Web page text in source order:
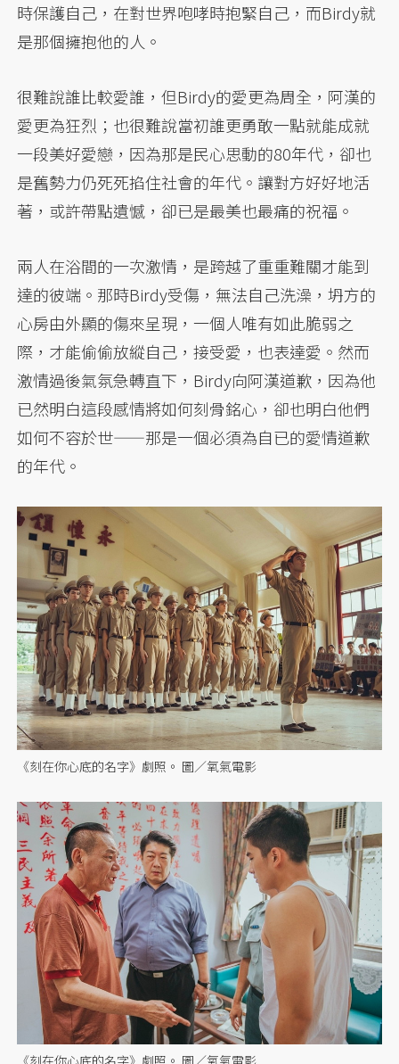
時保護自己，在對世界咆哮時抱緊自己，而Birdy就
是那個擁抱他的人。
很難說誰比較愛誰，但Birdy的愛更為周全，阿漢的
愛更為狂烈；也很難說當初誰更勇敢一點就能成就
一段美好愛戀，因為那是民心思動的80年代，卻也
是舊勢力仍死死掐住社會的年代。讓對方好好地活
著，或許帶點遺憾，卻已是最美也最痛的祝福。
兩人在浴間的一次激情，是跨越了重重難關才能到
達的彼端。那時Birdy受傷，無法自己洗澡，坍方的
心房由外顯的傷來呈現，一個人唯有如此脆弱之
際，才能偷偷放縱自己，接受愛，也表達愛。然而
激情過後氣氛急轉直下，Birdy向阿漢道歉，因為他
已然明白這段感情將如何刻骨銘心，卻也明白他們
如何不容於世——那是一個必須為自已的愛情道歉
的年代。
《刻在你心底的名字》劇照。 圖／氧氣電影